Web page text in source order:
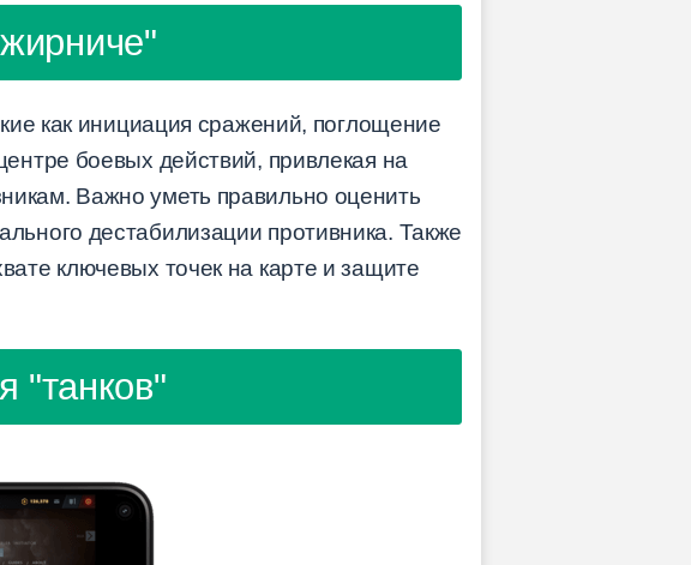
как инициация сражений, поглощение
боевых действий, привлекая на
Важно уметь правильно оценить
дестабилизации противника. Также
ключевых точек на карте и защите
"танков"